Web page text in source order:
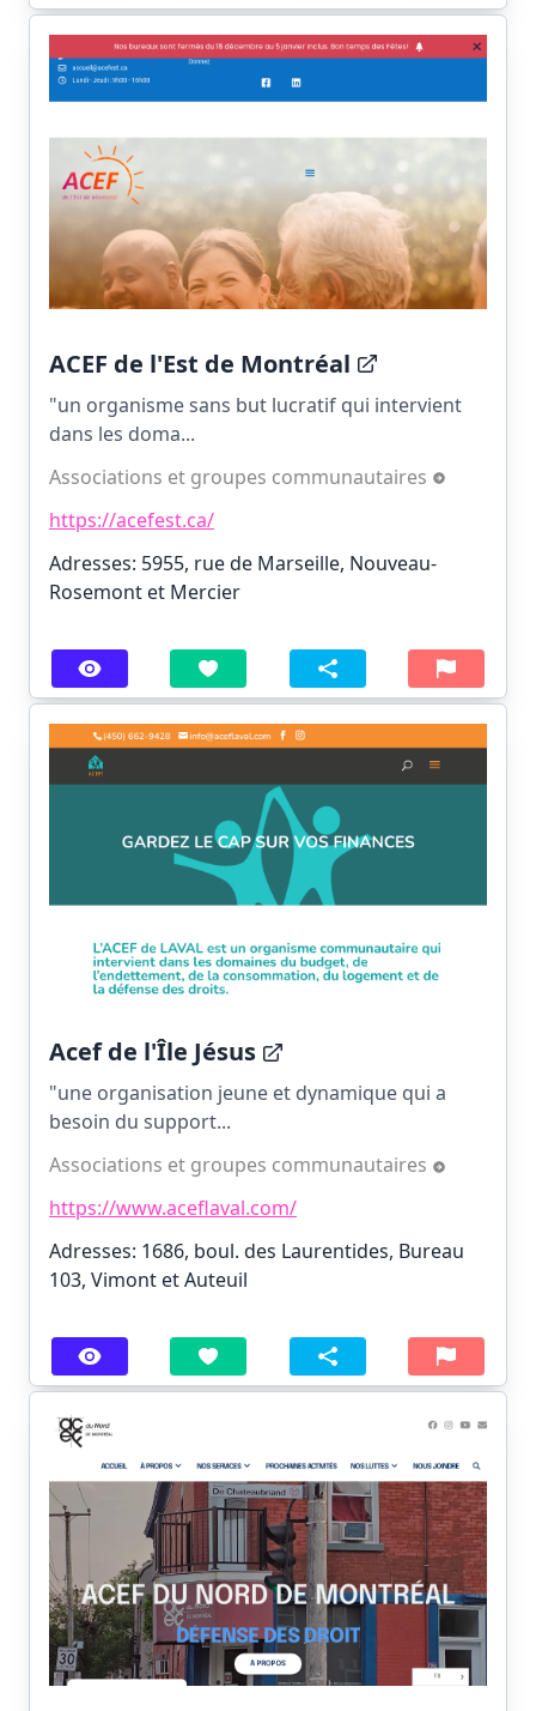
ACEF de l'Est de Montréal
"un organisme sans but lucratif qui intervient
dans les doma...
Associations et groupes communautaires
https://acefest.ca/
Adresses: 5955, rue de Marseille, Nouveau-
Rosemont et Mercier
Acef de l'Île Jésus
"une organisation jeune et dynamique qui a
besoin du support...
Associations et groupes communautaires
https://www.aceflaval.com/
Adresses: 1686, boul. des Laurentides, Bureau
103, Vimont et Auteuil